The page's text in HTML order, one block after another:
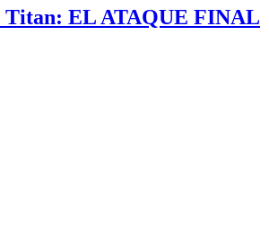
Titan: EL ATAQUE FINAL